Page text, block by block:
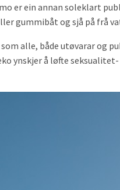
er ein annan soleklart
gummibåt og sjå på frå
alle, både utøvarar og
ynskjer å løfte